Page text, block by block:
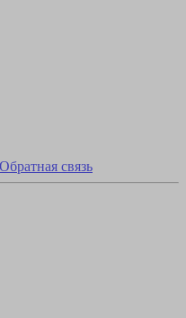
Обратная связь